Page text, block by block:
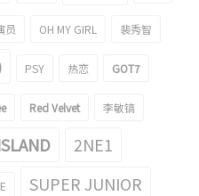
员 OH MY GIRL 裴秀智
PSY 热恋 GOT7
Red Velvet 李敏镐
2NE1
SUPER JUNIOR